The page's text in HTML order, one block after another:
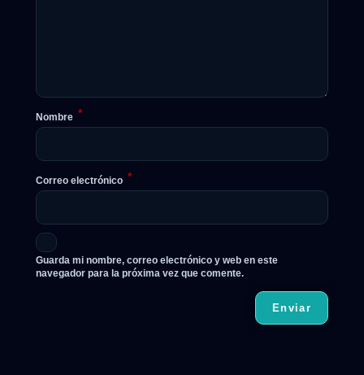
Nombre *
Correo electrónico *
Guarda mi nombre, correo electrónico y web en este
navegador para la próxima vez que comente.